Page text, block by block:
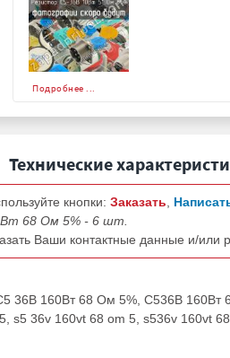
Подробнее ...
Технические
кнопки: Заказать
68 Ом 5% - 6 шт.
Ваши контактные данные и/или
36В 160Вт 68 Ом 5%, С536В
s5 36v 160vt 68 om 5, s536v 160vt